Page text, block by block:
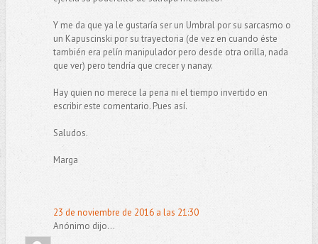
Y me da que ya le gustaría ser un Umbral por su sarcasmo o
un Kapuscinski por su trayectoria (de vez en cuando éste
también era pelín manipulador pero desde otra orilla, nada
que ver) pero tendría que crecer y nanay.
Hay quien no merece la pena ni el tiempo invertido en
escribir este comentario. Pues así.
Saludos.
Marga
23 de noviembre de 2016 a las 21:30
Anónimo dijo...